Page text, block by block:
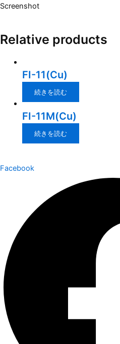
Screenshot
Relative products
FI-11(Cu)
続きを読む
FI-11M(Cu)
続きを読む
Facebook